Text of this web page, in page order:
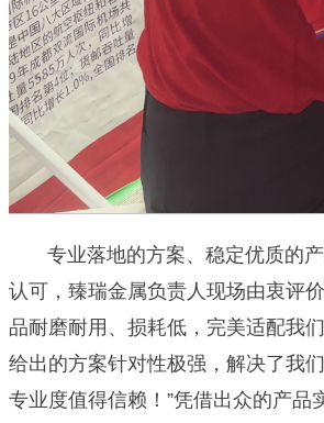
专业落地的方案、稳定优质的产
认可，臻瑞金属负责人现场由衷评
品耐磨耐用、损耗低，完美适配我
给出的方案针对性极强，解决了我
专业度值得信赖！”凭借出众的产品